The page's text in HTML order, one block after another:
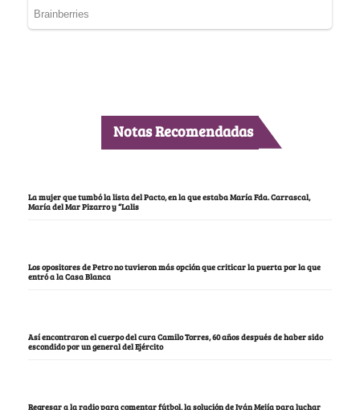
Notas Recomendadas
La mujer que tumbó la lista del Pacto, en la que estaba María Fda. Carrascal,
María del Mar Pizarro y “Lalis
Los opositores de Petro no tuvieron más opción que criticar la puerta por la que
entró a la Casa Blanca
Así encontraron el cuerpo del cura Camilo Torres, 60 años después de haber sido
escondido por un general del Ejército
Regresar a la radio para comentar fútbol, la solución de Iván Mejía para luchar